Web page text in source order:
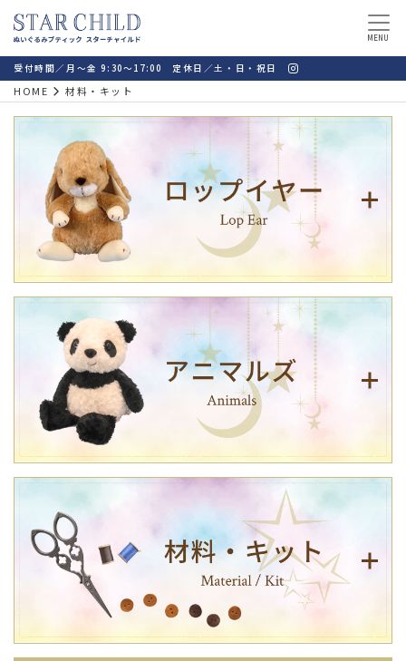
MENU
受付時間／月～金 9:30～17:00 定休日／土・日・祝日
HOME 材料・キット